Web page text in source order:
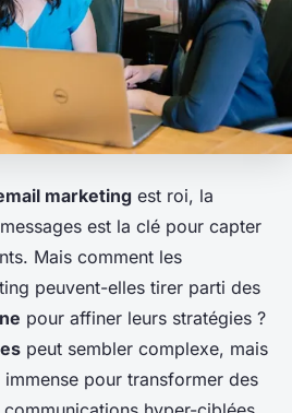
marketing est roi, la
est la clé pour capter
Mais comment les
peuvent-elles tirer parti des
pour affiner leurs stratégies ?
peut sembler complexe, mais
pour transformer des